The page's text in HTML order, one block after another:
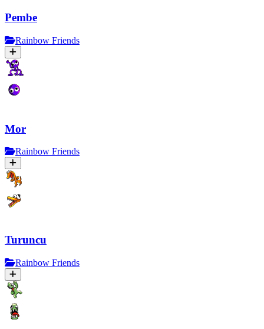
Pembe
Rainbow Friends
Mor
Rainbow Friends
Turuncu
Rainbow Friends